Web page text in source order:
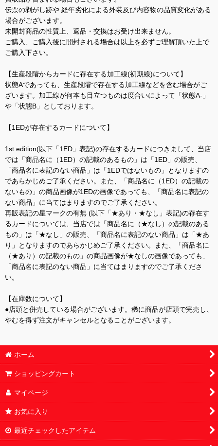
伝票の剥がし跡や 経年劣化による外装及び内容物の品質変化がある
場合がございます。
未開封商品の性質上、返品・交換はお受け出来ません。
ご購入、ご購入後に開封される場合は以上を必ずご理解頂いた上で
ご購入下さい。
【生産段階からカードに存在する加工線(初期線)について】
状態Aであっても、生産段階で存在する加工線などを含む場合がご
ざいます。加工線が何本も目立つものは度合いによって「状態A-」
や「状態B」としております。
【1EDが存在するカードについて】
1st edition(以下「1ED」表記)の存在するカードにつきまして、当店
では「商品名に（1ED）の記載のあるもの」は「1ED」の販売、
「商品名に表記のない商品」は「1EDではないもの」となりますの
であらかじめご了承ください。また、「商品名に（1ED）の記載の
ないもの」の商品画像が1EDの画像であっても、「商品名に表記の
ない商品」に当てはまりますのでご了承ください。
再販表記の星マークの有無 (以下「★あり・★なし」表記)の存在す
るカードについては、当店では「商品名に（★なし）の記載のある
もの」は「★なし」の販売、「商品名に表記のない商品」は「★あ
り」となりますのであらかじめご了承ください。また、「商品名に
（★あり）の記載のもの」の商品画像が★なしの画像であっても、
「商品名に表記のない商品」に当てはまりますのでご了承くださ
い。
【在庫数について】
●店頭と併売している場合がございます。稀に商品が店頭で完売し、
やむを得ず注文がキャンセルとなることがございます。
ホーム
ショッピングカート
マイページ
お気に入り
最近チェックしたアイテム